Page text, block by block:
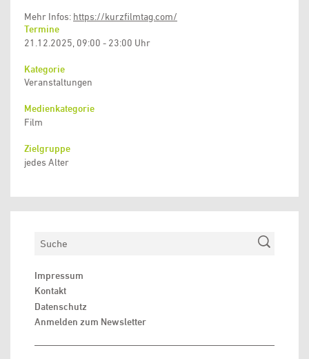
Mehr Infos: https://kurzfilmtag.com/
Termine
21.12.2025, 09:00 - 23:00 Uhr
Kategorie
Veranstaltungen
Medienkategorie
Film
Zielgruppe
jedes Alter
Suchen
Impressum
Kontakt
Datenschutz
Anmelden zum Newsletter